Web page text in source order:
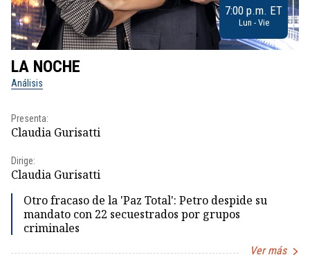
7:00 p.m. ET
Lun - Vie
LA NOCHE
Análisis
Presenta:
Claudia Gurisatti
Dirige:
Claudia Gurisatti
Otro fracaso de la 'Paz Total': Petro despide su
mandato con 22 secuestrados por grupos
criminales
Ver más